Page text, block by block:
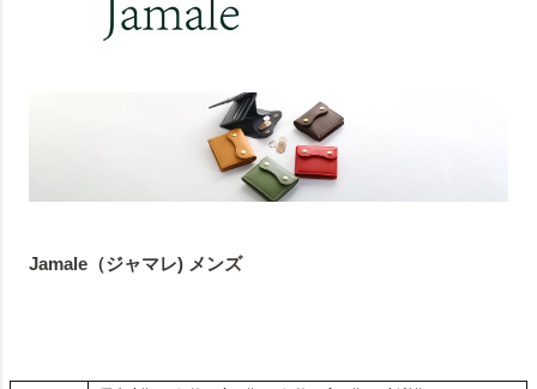
Jamale（ジャマレ) メンズ